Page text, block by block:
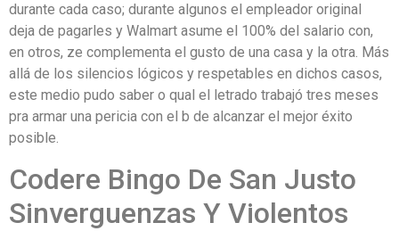
durante cada caso; durante algunos el empleador original
deja de pagarles y Walmart asume el 100% del salario con,
en otros, ze complementa el gusto de una casa y la otra. Más
allá de los silencios lógicos y respetables en dichos casos,
este medio pudo saber o qual el letrado trabajó tres meses
pra armar una pericia con el b de alcanzar el mejor éxito
posible.
Codere Bingo De San Justo
Sinverguenzas Y Violentos